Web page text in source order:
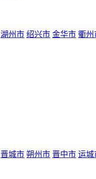
湖州市 绍兴市 金华市 衢州
晋城市 朔州市 晋中市 运城